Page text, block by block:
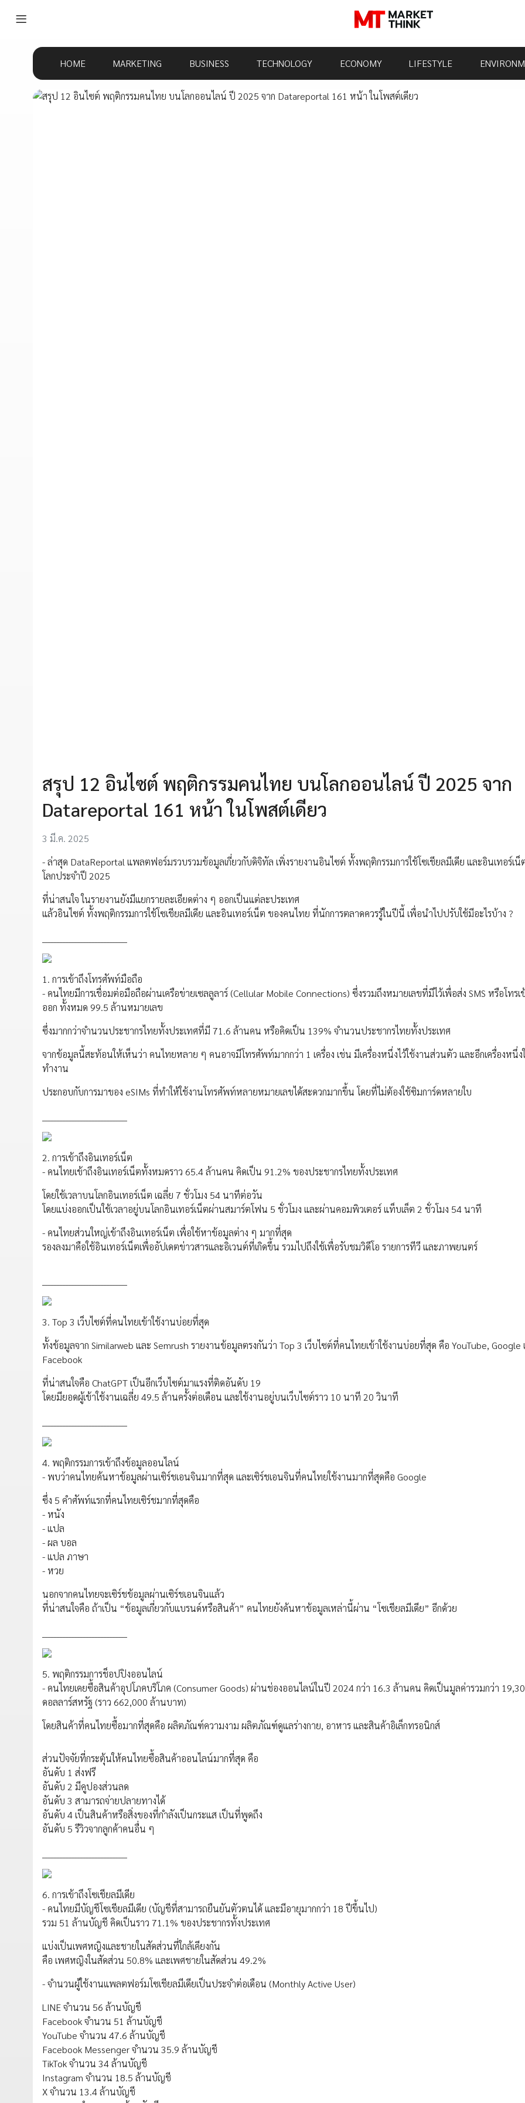
HOME MARKETING BUSINESS TECHNOLOGY ECONOMY LIFESTYLE
สรุป 12 อินไซต์ พฤติกรรมคนไทย บนโลกออนไลน์ ปี 2025 จาก
Datareportal 161 หน้า ในโพสต์เดียว
3 มี.ค. 2025
- ล่าสุด DataReportal แพลตฟอร์มรวบรวมข้อมูลเกี่ยวกับดิจิทัล เพิ่งรายงานอินไซต์ ทั้งพฤติกรรมการใช้โซเชียลมีเดีย และอินเทอร์เ
โลกประจำปี 2025
ที่น่าสนใจ ในรายงานยังมีแยกรายละเอียดต่าง ๆ ออกเป็นแต่ละประเทศ
แล้วอินไซต์ ทั้งพฤติกรรมการใช้โซเชียลมีเดีย และอินเทอร์เน็ต ของคนไทย ที่นักการตลาดควรรู้ในปีนี้ เพื่อนำไปปรับใช้มีอะไรบ้าง ?
1. การเข้าถึงโทรศัพท์มือถือ
- คนไทยมีการเชื่อมต่อมือถือผ่านเครือข่ายเซลลูลาร์ (Cellular Mobile Connections) ซึ่งรวมถึงหมายเลขที่มีไว้เพื่อส่ง SMS หรือโทรเ
ออก ทั้งหมด 99.5 ล้านหมายเลข
ซึ่งมากกว่าจำนวนประชากรไทยทั้งประเทศที่มี 71.6 ล้านคน หรือคิดเป็น 139% จำนวนประชากรไทยทั้งประเทศ
จากข้อมูลนี้สะท้อนให้เห็นว่า คนไทยหลาย ๆ คนอาจมีโทรศัพท์มากกว่า 1 เครื่อง เช่น มีเครื่องหนึ่งไว้ใช้งานส่วนตัว และอีกเครื่องหนึ่
ทำงาน
ประกอบกับการมาของ eSIMs ที่ทำให้ใช้งานโทรศัพท์หลายหมายเลขได้สะดวกมากขึ้น โดยที่ไม่ต้องใช้ซิมการ์ดหลายใบ
2. การเข้าถึงอินเทอร์เน็ต
- คนไทยเข้าถึงอินเทอร์เน็ตทั้งหมดราว 65.4 ล้านคน คิดเป็น 91.2% ของประชากรไทยทั้งประเทศ
โดยใช้เวลาบนโลกอินเทอร์เน็ต เฉลี่ย 7 ชั่วโมง 54 นาทีต่อวัน
โดยแบ่งออกเป็นใช้เวลาอยู่บนโลกอินเทอร์เน็ตผ่านสมาร์ตโฟน 5 ชั่วโมง และผ่านคอมพิวเตอร์ แท็บเล็ต 2 ชั่วโมง 54 นาที
- คนไทยส่วนใหญ่เข้าถึงอินเทอร์เน็ต เพื่อใช้หาข้อมูลต่าง ๆ มากที่สุด
รองลงมาคือใช้อินเทอร์เน็ตเพื่ออัปเดตข่าวสารและอิเวนต์ที่เกิดขึ้น รวมไปถึงใช้เพื่อรับชมวิดีโอ รายการทีวี และภาพยนตร์
3. Top 3 เว็บไซต์ที่คนไทยเข้าใช้งานบ่อยที่สุด
ทั้งข้อมูลจาก Similarweb และ Semrush รายงานข้อมูลตรงกันว่า Top 3 เว็บไซต์ที่คนไทยเข้าใช้งานบ่อยที่สุด คือ YouTube, Google
Facebook
ที่น่าสนใจคือ ChatGPT เป็นอีกเว็บไซต์มาแรงที่ติดอันดับ 19
โดยมียอดผู้เข้าใช้งานเฉลี่ย 49.5 ล้านครั้งต่อเดือน และใช้งานอยู่บนเว็บไซต์ราว 10 นาที 20 วินาที
4. พฤติกรรมการเข้าถึงข้อมูลออนไลน์
- พบว่าคนไทยค้นหาข้อมูลผ่านเซิร์ชเอนจินมากที่สุด และเซิร์ชเอนจินที่คนไทยใช้งานมากที่สุดคือ Google
ซึ่ง 5 คำศัพท์แรกที่คนไทยเซิร์ชมากที่สุดคือ
- หนัง
- แปล
- ผล บอล
- แปล ภาษา
- หวย
นอกจากคนไทยจะเซิร์ชข้อมูลผ่านเซิร์ชเอนจินแล้ว
ที่น่าสนใจคือ ถ้าเป็น “ข้อมูลเกี่ยวกับแบรนด์หรือสินค้า” คนไทยยังค้นหาข้อมูลเหล่านี้ผ่าน “โซเชียลมีเดีย” อีกด้วย
5. พฤติกรรมการช็อปปิงออนไลน์
- คนไทยเคยซื้อสินค้าอุปโภคบริโภค (Consumer Goods) ผ่านช่องออนไลน์ในปี 2024 กว่า 16.3 ล้านคน คิดเป็นมูลค่ารวมกว่า
ดอลลาร์สหรัฐ (ราว 662,000 ล้านบาท)
โดยสินค้าที่คนไทยซื้อมากที่สุดคือ ผลิตภัณฑ์ความงาม ผลิตภัณฑ์ดูแลร่างกาย, อาหาร และสินค้าอิเล็กทรอนิกส์
ส่วนปัจจัยที่กระตุ้นให้คนไทยซื้อสินค้าออนไลน์มากที่สุด คือ
อันดับ 1 ส่งฟรี
อันดับ 2 มีคูปองส่วนลด
อันดับ 3 สามารถจ่ายปลายทางได้
อันดับ 4 เป็นสินค้าหรือสิ่งของที่กำลังเป็นกระแส เป็นที่พูดถึง
อันดับ 5 รีวิวจากลูกค้าคนอื่น ๆ
6. การเข้าถึงโซเชียลมีเดีย
- คนไทยมีบัญชีโซเชียลมีเดีย (บัญชีที่สามารถยืนยันตัวตนได้ และมีอายุมากกว่า 18 ปีขึ้นไป)
รวม 51 ล้านบัญชี คิดเป็นราว 71.1% ของประชากรทั้งประเทศ
แบ่งเป็นเพศหญิงและชายในสัดส่วนที่ใกล้เคียงกัน
คือ เพศหญิงในสัดส่วน 50.8% และเพศชายในสัดส่วน 49.2%
- จำนวนผู้ใช้งานแพลตฟอร์มโซเชียลมีเดียเป็นประจำต่อเดือน (Monthly Active User)
LINE จำนวน 56 ล้านบัญชี
Facebook จำนวน 51 ล้านบัญชี
YouTube จำนวน 47.6 ล้านบัญชี
Facebook Messenger จำนวน 35.9 ล้านบัญชี
TikTok จำนวน 34 ล้านบัญชี
Instagram จำนวน 18.5 ล้านบัญชี
X จำนวน 13.4 ล้านบัญชี